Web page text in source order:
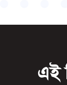
এই